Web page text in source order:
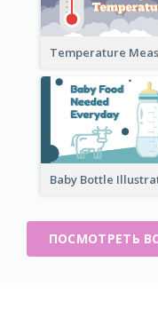
ПОСМОТРЕТЬ